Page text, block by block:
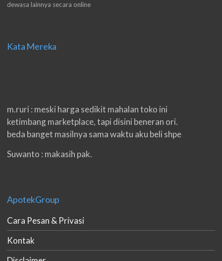
dewasa lainnya secara online
Kata Mereka
m.ruri : meski harga sedikit mahalan toko ini
ketimbang marketplace, tapi disini beneran ori.
beda banget masilnya sama waktu aku beli shpe
Suwanto : makasih pak.
produknya. tetep jaga kualitas ya gan.
eko padang : ko brang udh sampek, kan bru 2 hri
gan. cpet bgt
h.dzowi : ampuh mas kamu punya viagra, saya
ApotekGroup
Cara Pesan & Privasi
Kontak